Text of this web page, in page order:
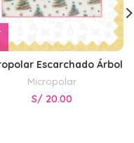
Escarchado Árbol
Micropolar
S/ 20.00